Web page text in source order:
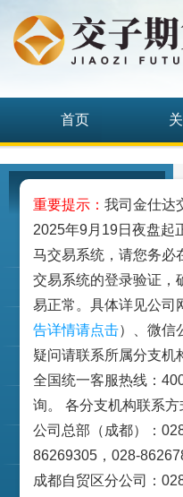
首页
工业品
农业品
金融期货和衍生品
交易策论
产业研究
实盘点睛
重要提示： 我司金仕达
2025年9月19日夜盘起
马交易系统，请您务必
交易系统的登录验证，
易正常。具体详见公司
告详情请点击）、微信
疑问请联系所属分支机
全国统一客服热线：
询。 各分支机构联系方
公司总部（成都）：
86269305，028-
成都自贸区分公司：